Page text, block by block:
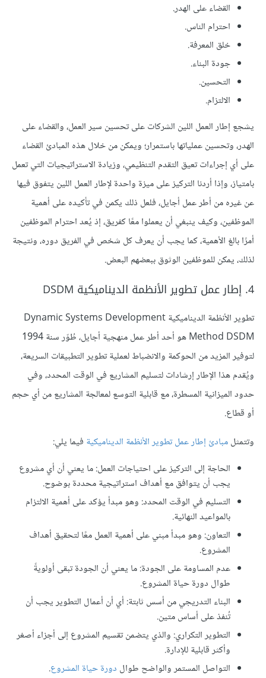
القضاء على الهدر.
احترام الناس.
خلق المعرفة.
جودة البناء.
التحسين.
الالتزام.
يشجع إطار العمل اللين الشركات على تحسين سير العمل، والقضاء على
الهدر، وتحسين عملياتها باستمرار؛ ويمكن من خلال هذه المبادئ القضاء
على أي إجراءات تعيق التقدم التنظيمي، وزيادة الاستراتيجيات التي تعمل
بامتياز، وإذا أردنا التركيز على ميزة واحدة لإطار العمل اللين يتفوق فيها
عن غيره من أطر عمل أجايل، فلعل ذلك يكمن في تأكيده على أهمية
الموظفين، وكيف ينبغي أن يعملوا معًا كفريق، إذ يُعد احترام الموظفين
أمرًا بالغ الأهمية، كما يجب أن يعرف كل شخص في الفريق دوره، ونتيجة
لذلك، يمكن للموظفين الوثوق ببعضهم البعض.
4. إطار عمل تطوير الأنظمة الديناميكية DSDM
تطوير الأنظمة الديناميكية Dynamic Systems Development
Method DSDM هو أحد أطر عمل منهجية أجايل، طُوّر سنة 1994
لتوفير المزيد من الحوكمة والانضباط لعملية تطوير التطبيقات السريعة،
ويُقدم هذا الإطار إرشادات لتسليم المشاريع في الوقت المحدد، وفي
حدود الميزانية المسطرة، مع قابلية التوسع لمعالجة المشاريع من أي حجم
أو قطاع.
وتتمثلمبادئ إطار عمل تطوير الأنظمة الديناميكية فيما يلي:
الحاجة إلى التركيز على احتياجات العمل: ما يعني أن أي مشروع
يجب أن يتوافق مع أهداف استراتيجية محددة بوضوح.
التسليم في الوقت المحدد: وهو مبدأ يؤكد على أهمية الالتزام
بالمواعيد النهائية.
التعاون: وهو مبدأ مبني على أهمية العمل معًا لتحقيق أهداف
المشروع.
عدم المساومة على الجودة: ما يعني أن الجودة تبقى أولويةً
طوال دورة حياة المشروع.
البناء التدريجي من أسس ثابتة: أي أن أعمال التطوير يجب أن
تُنفذ على أساس متين.
التطوير التكراري: والذي يتضمن تقسيم المشروع إلى أجزاء أصغر
وأكثر قابلية للإدارة.
التواصل المستمر والواضح طوال دورة حياة المشروع.